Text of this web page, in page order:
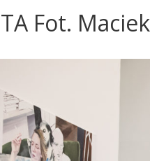
Fot.